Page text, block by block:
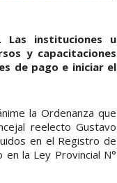
Las instituciones u
y capacitaciones
de pago e iniciar el
la Ordenanza que
reelecto Gustavo
en el Registro de
la Ley Provincial N°